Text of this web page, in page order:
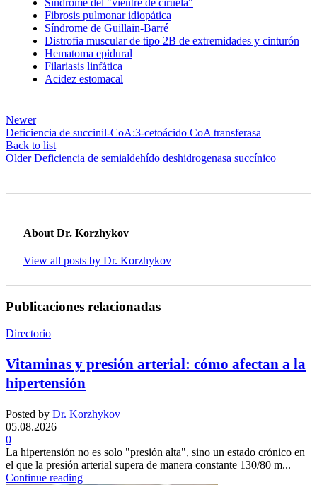
Síndrome del "vientre de ciruela"
Fibrosis pulmonar idiopática
Síndrome de Guillain-Barré
Distrofia muscular de tipo 2B de extremidades y cinturón
Hematoma epidural
Filariasis linfática
Acidez estomacal
Newer
Deficiencia de succinil-CoA:3-cetoácido CoA transferasa
Back to list
Older Deficiencia de semialdehído deshidrogenasa succínico
About Dr. Korzhykov
View all posts by Dr. Korzhykov
Publicaciones relacionadas
Directorio
Vitaminas y presión arterial: cómo afectan a la
hipertensión
Posted by Dr. Korzhykov
05.08.2026
0
La hipertensión no es solo "presión alta", sino un estado crónico en
el que la presión arterial supera de manera constante 130/80 m...
Continue reading